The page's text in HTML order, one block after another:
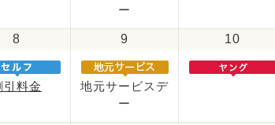
ー
8
引料金
9
地元サービスデ
ー
10